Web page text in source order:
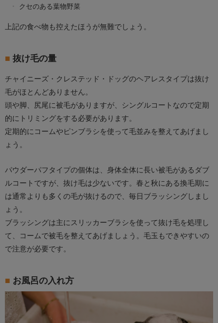
クセのある葉物野菜
上記の食べ物も控えたほうが無難でしょう。
抜け毛の量
チャイニーズ・クレステッド・ドッグのヘアレスタイプは抜け
毛がほとんどありません。
頭や脚、尻尾に被毛がありますが、シングルコートなので定期
的にトリミングをする必要があります。
定期的にコームやピンブラシを使って毛並みを整えてあげまし
ょう。
パウダーパフタイプの個体は、身体全体に長い被毛があるダブ
ルコートですが、抜け毛は少ないです。春と秋にある換毛期に
は通常よりも多くの毛が抜けるので、毎日ブラッシングしまし
ょう。
ブラッシングは主にスリッカーブラシを使って抜け毛を処理し
て、コームで被毛を整えてあげましょう。毛玉もできやすいの
で注意が必要です。
お風呂の入れ方